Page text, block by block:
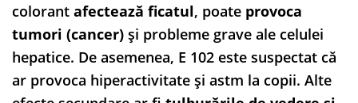
colorant afectează ficatul, poate provoca
tumori (cancer) și probleme grave ale celulei
hepatice. De asemenea, E 102 este suspectat că
ar provoca hiperactivitate și astm la copii. Alte